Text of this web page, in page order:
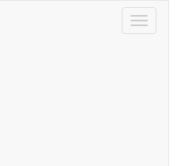
ein/aus